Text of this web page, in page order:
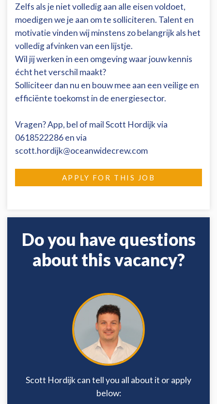
Zelfs als je niet volledig aan alle eisen voldoet,
moedigen we je aan om te solliciteren. Talent en
motivatie vinden wij minstens zo belangrijk als het
volledig afvinken van een lijstje.
Wil jij werken in een omgeving waar jouw kennis
écht het verschil maakt?
Solliciteer dan nu en bouw mee aan een veilige en
efficiënte toekomst in de energiesector.
Vragen? App, bel of mail Scott Hordijk via
0618522286 en via
scott.hordijk@oceanwidecrew.com
APPLY FOR THIS JOB
Do you have questions
about this vacancy?
Scott Hordijk can tell you all about it or apply
below: